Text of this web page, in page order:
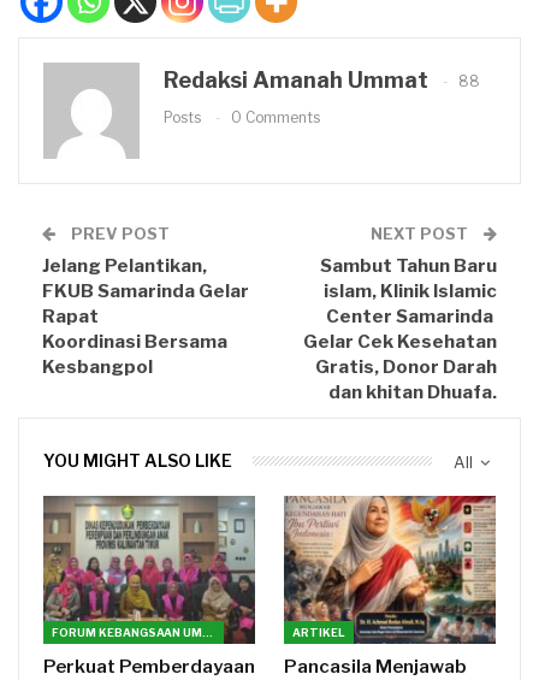
Redaksi Amanah Ummat
88
Posts
0 Comments
PREV POST
Jelang Pelantikan,
FKUB Samarinda Gelar
Rapat
Koordinasi Bersama
Kesbangpol
NEXT POST
Sambut Tahun Baru
islam, Klinik Islamic
Center Samarinda
Gelar Cek Kesehatan
Gratis, Donor Darah
dan khitan Dhuafa.
All
YOU MIGHT ALSO LIKE
FORUM KEBANGSAAN UMAT BERAGAMA(FKUB) KALTIM
Perkuat Pemberdayaan
ARTIKEL
Pancasila Menjawab